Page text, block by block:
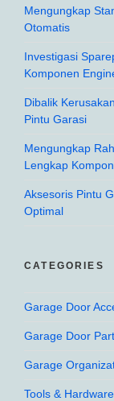
Mengungkap
Otomatis
Investigasi
Komponen
Dibalik
Pintu Garasi
Mengungkap
Lengkap
Aksesoris Pintu
Optimal
CATEGORIES
Garage Door
Garage Door
Garage
Tools & Hardware